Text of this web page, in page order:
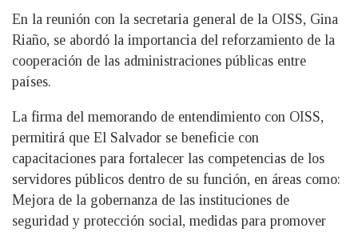
En la reunión con la secretaria general de la OISS, Gina
Riaño, se abordó la importancia del reforzamiento de la
cooperación de las administraciones públicas entre
países.
La firma del memorando de entendimiento con OISS,
permitirá que El Salvador se beneficie con
capacitaciones para fortalecer las competencias de los
servidores públicos dentro de su función, en áreas como:
Mejora de la gobernanza de las instituciones de
seguridad y protección social, medidas para promover